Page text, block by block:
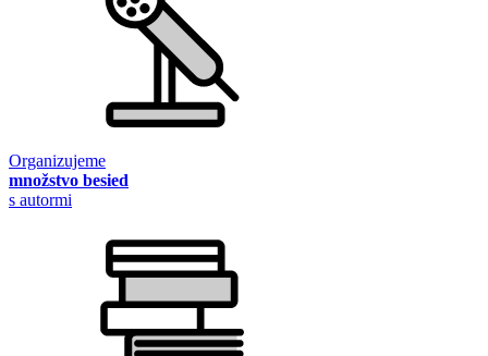
Organizujeme
množstvo besied
s autormi